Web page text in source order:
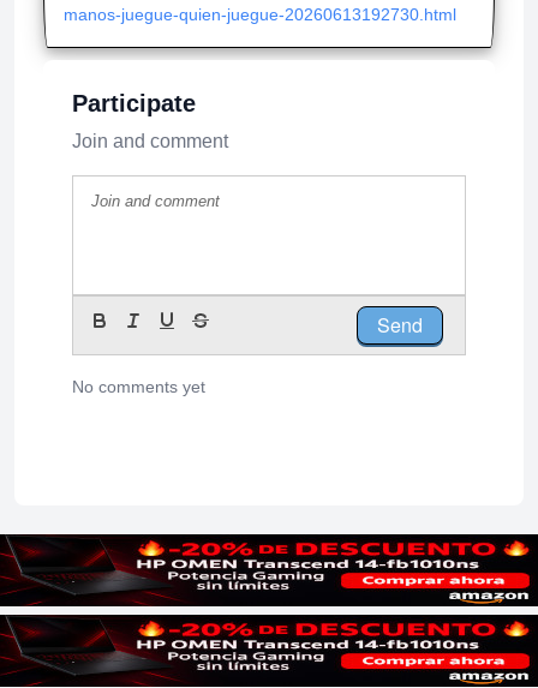
manos-juegue-quien-juegue-20260613192730.html
Participate
Join and comment
Send
No comments yet